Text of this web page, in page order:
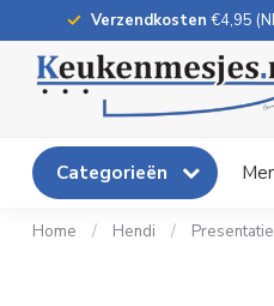
Verzendkosten €4,95
Categorieën
Home / Hendi / Presentatie